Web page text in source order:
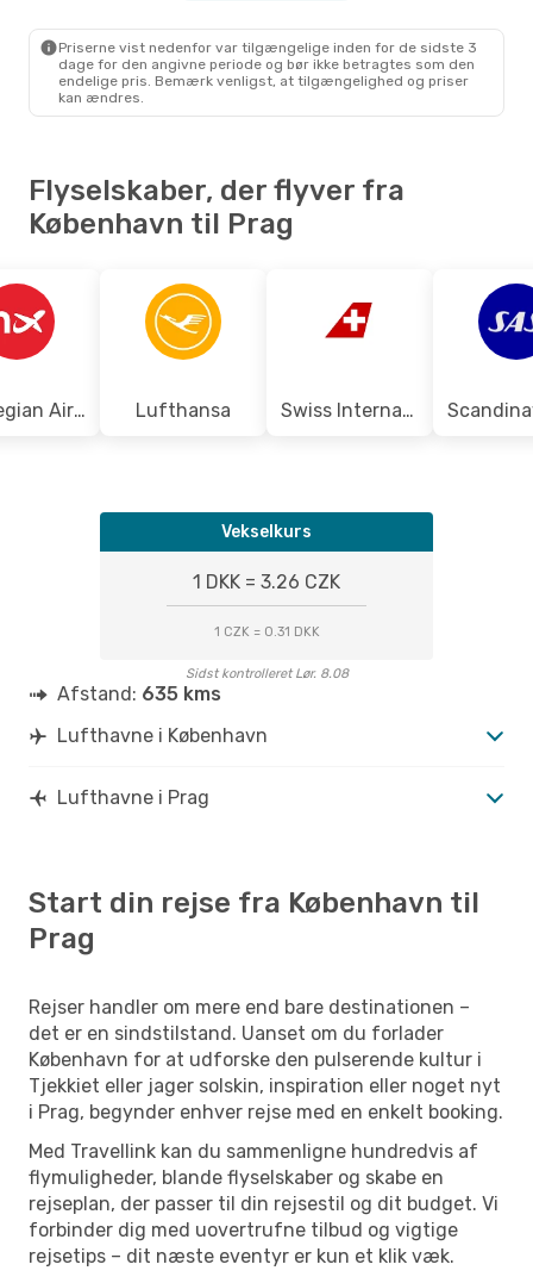
PRG- CPH
Priserne vist nedenfor var tilgængelige inden for de sidste 3
dage for den angivne periode og bør ikke betragtes som den
endelige pris. Bemærk venligst, at tilgængelighed og priser
kan ændres.
Flyselskaber, der flyver fra
København til Prag
Norwegian Air Sweden Lufthansa Swiss International Air Lines
Vekselkurs
1 DKK = 3.26 CZK
1 CZK = 0.31 DKK
Sidst kontrolleret Lør. 8.08
Afstand: 635 kms
Lufthavne i København
Lufthavne i Prag
Start din rejse fra København til
Prag
Rejser handler om mere end bare destinationen –
det er en sindstilstand. Uanset om du forlader
København for at udforske den pulserende kultur i
Tjekkiet eller jager solskin, inspiration eller noget nyt
i Prag, begynder enhver rejse med en enkelt booking.
Med Travellink kan du sammenligne hundredvis af
flymuligheder, blande flyselskaber og skabe en
rejseplan, der passer til din rejsestil og dit budget. Vi
forbinder dig med uovertrufne tilbud og vigtige
rejsetips – dit næste eventyr er kun et klik væk.